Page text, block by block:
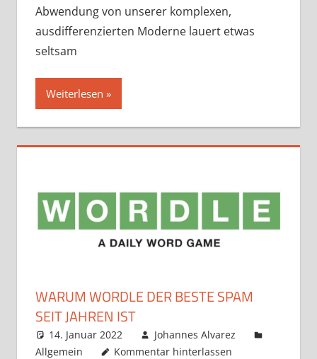
Abwendung von unserer komplexen,
ausdifferenzierten Moderne lauert etwas
seltsam
Weiterlesen
WARUM WORDLE DER BESTE SPAM
SEIT JAHREN IST
14. Januar 2022
Johannes Alvarez
Allgemein
Kommentar hinterlassen